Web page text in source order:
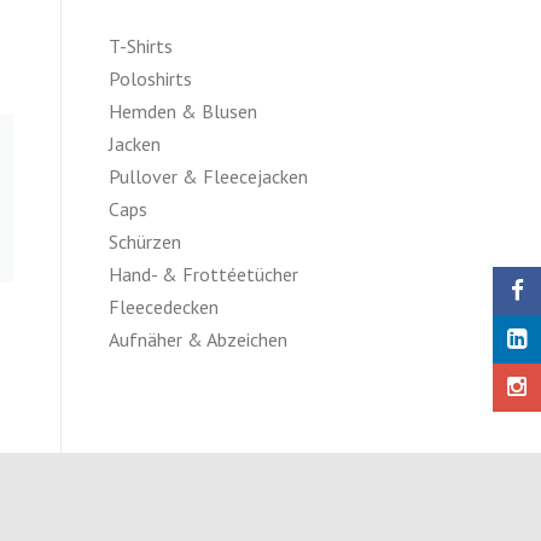
T-Shirts
Poloshirts
Hemden & Blusen
Jacken
Pullover & Fleecejacken
Caps
Schürzen
Hand- & Frottéetücher
Fleecedecken
Aufnäher & Abzeichen